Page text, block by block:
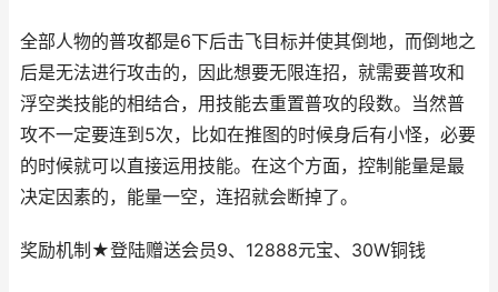
全部人物的普攻都是6下后击飞目标并使其倒地，而倒地之
后是无法进行攻击的，因此想要无限连招，就需要普攻和
浮空类技能的相结合，用技能去重置普攻的段数。当然普
攻不一定要连到5次，比如在推图的时候身后有小怪，必要
的时候就可以直接运用技能。在这个方面，控制能量是最
决定因素的，能量一空，连招就会断掉了。
奖励机制★登陆赠送会员9、12888元宝、30W铜钱